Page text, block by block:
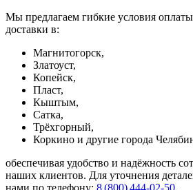
Мы предлагаем гибкие условия
доставки в:
Магнитогорск,
Златоуст,
Копейск,
Пласт,
Кыштым,
Сатка,
Трёхгорный,
Коркино и другие города
обеспечивая удобство и надёжность
наших клиентов. Для уточнения
нами по телефону: 8 (800) 444‑02‑50.